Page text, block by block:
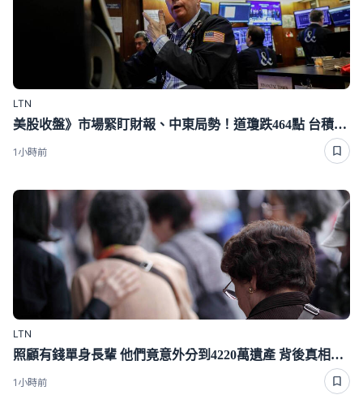
LTN
美股收盤》市場緊盯財報、中東局勢！道瓊跌464點 台積電ADR漲逾1％
1小時前
LTN
照顧有錢單身長輩 他們竟意外分到4220萬遺產 背後真相曝光了
1小時前